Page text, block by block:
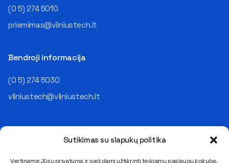
Sutikimas su slapukų politika
Vertiname Jūsų privatumą ir siekdami užtikrinti teikiamų paslaugų kokybę,
(0 5) 274 5010
priemimas@vilniustech.lt
Bendroji informacija
(0 5) 274 5030
vilniustech@vilniustech.lt